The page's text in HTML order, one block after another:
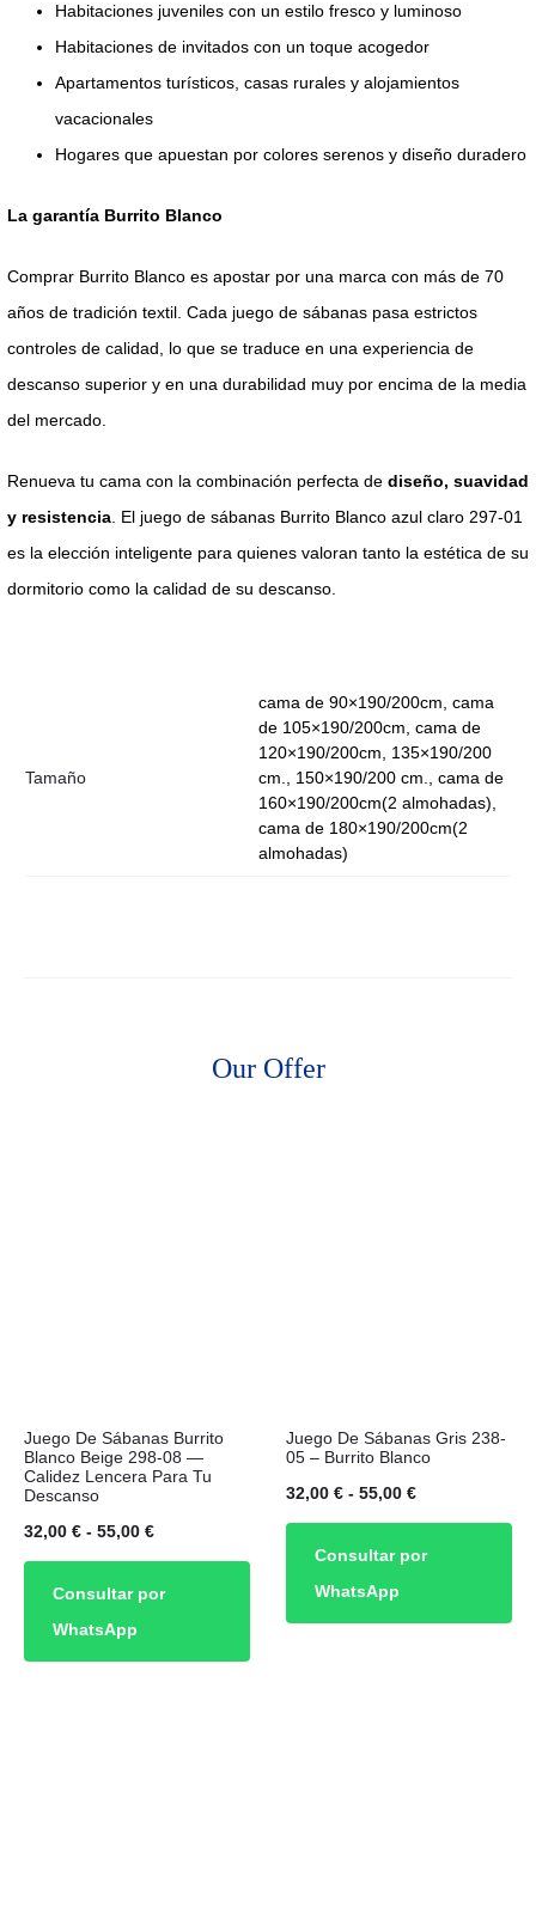
Habitaciones juveniles con un estilo fresco y luminoso
Habitaciones de invitados con un toque acogedor
Apartamentos turísticos, casas rurales y alojamientos
vacacionales
Hogares que apuestan por colores serenos y diseño duradero
La garantía Burrito Blanco
Comprar Burrito Blanco es apostar por una marca con más de 70
años de tradición textil. Cada juego de sábanas pasa estrictos
controles de calidad, lo que se traduce en una experiencia de
descanso superior y en una durabilidad muy por encima de la media
del mercado.
Renueva tu cama con la combinación perfecta de diseño, suavidad
y resistencia . El juego de sábanas Burrito Blanco azul claro 297-01
es la elección inteligente para quienes valoran tanto la estética de su
dormitorio como la calidad de su descanso.
Tamaño
cama de 90×190/200cm, cama
de 105×190/200cm, cama de
120×190/200cm, 135×190/200
cm., 150×190/200 cm., cama de
160×190/200cm(2 almohadas),
cama de 180×190/200cm(2
almohadas)
Our Offer
producto
múltiples
variantes.
Las
opciones
Juego De Sábanas Burrito
Blanco Beige 298-08 —
Calidez Lencera Para Tu
Descanso
32,00 € - 55,00 €Rango
de
precios:
Consultar por
WhatsApp
producto
tiene
múltiples
variantes.
Las
Juego De Sábanas Gris 238-
05 – Burrito Blanco
32,00 € - 55,00 €Rango
de
precios:
Consultar por
WhatsApp